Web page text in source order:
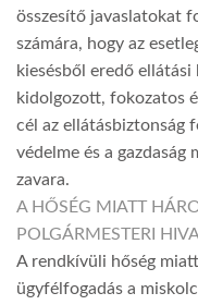
összesítő javaslatokat
számára, hogy az
kiesésből eredő
kidolgozott, fokozatos
cél az ellátásbiztonság
védelme és a gazdaság
zavara.
A HŐSÉG MIATT
POLGÁRMESTERI
A rendkívüli hőség
ügyfélfogadás a